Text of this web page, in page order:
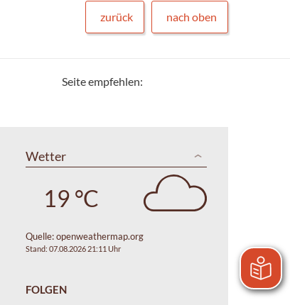
zurück nach oben
Seite empfehlen:
Wetter
19 °C
Quelle:openweathermap.org
Stand: 07.08.2026 21:11 Uhr
FOLGEN